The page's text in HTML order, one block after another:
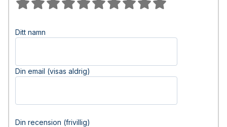
Ditt namn
Din email (visas aldrig)
Din recension (frivillig)